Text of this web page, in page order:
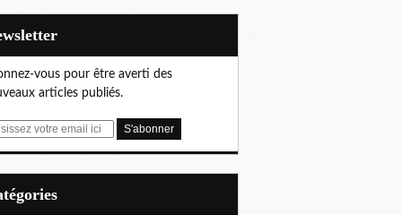
vous pour être averti des
articles publiés.